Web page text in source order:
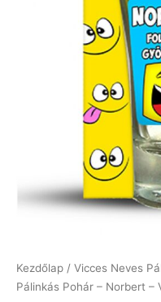
Kezdőlap / Vicces Neves
Pálinkás Pohár – Norbert –